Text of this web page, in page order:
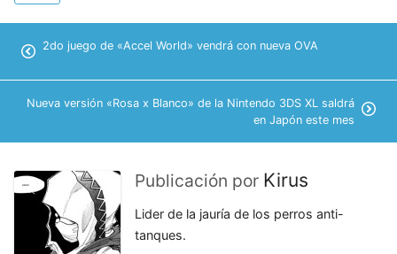
2do juego de «Accel World» vendrá con nueva OVA
Nueva versión «Rosa x Blanco» de la Nintendo 3DS XL saldrá
en Japón este mes
Publicación por Kirus
Lider de la jauría de los perros anti-
tanques.